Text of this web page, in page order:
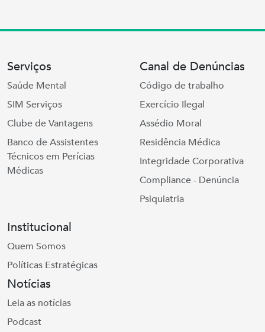
Serviços
Saúde Mental
SIM Serviços
Clube de Vantagens
Banco de Assistentes
Técnicos em Perícias
Médicas
Canal de Denúncias
Código de trabalho
Exercício Ilegal
Assédio Moral
Residência Médica
Integridade Corporativa
Compliance - Denúncia
Psiquiatria
Institucional
Quem Somos
Políticas Estratégicas
Notícias
Leia as notícias
Podcast